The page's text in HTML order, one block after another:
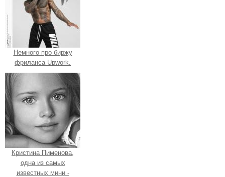
Немного про биржу
фриланса Upwork.
Кристина Пименова,
одна из самых
известных мини -